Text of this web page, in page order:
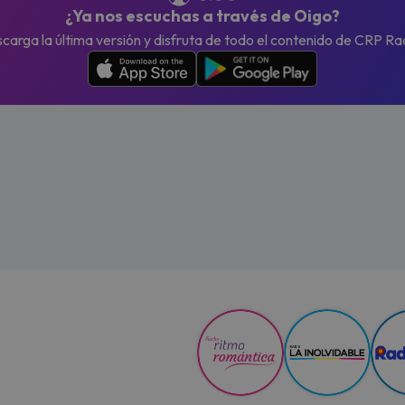
¿Ya nos escuchas a través de Oigo?
la última versión y disfruta de todo el contenido de CRP